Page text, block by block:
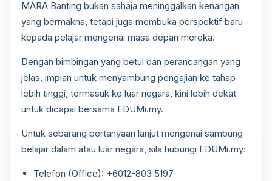
MARA Banting bukan sahaja meninggalkan kenangan
yang bermakna, tetapi juga membuka perspektif baru
kepada pelajar mengenai masa depan mereka.
Dengan bimbingan yang betul dan perancangan yang
jelas, impian untuk menyambung pengajian ke tahap
lebih tinggi, termasuk ke luar negara, kini lebih dekat
untuk dicapai bersama EDUMi.my.
Untuk sebarang pertanyaan lanjut mengenai sambung
belajar dalam atau luar negara, sila hubungi EDUMi.my:
Telefon (Office): +6012-803 5197